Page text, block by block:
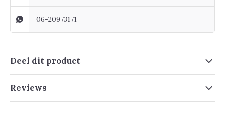
06-20973171
Deel dit product
Reviews